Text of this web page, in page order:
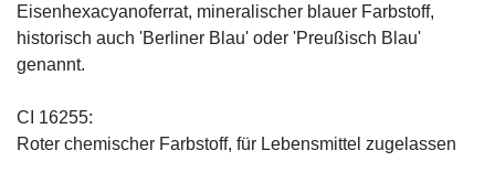
Eisenhexacyanoferrat, mineralischer blauer Farbstoff,
historisch auch 'Berliner Blau' oder 'Preußisch Blau'
genannt.
CI 16255:
Roter chemischer Farbstoff, für Lebensmittel zugelassen